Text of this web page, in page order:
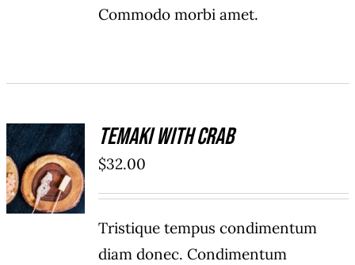
Commodo morbi amet.
ADD TO
CART
/
DÉTAILS
Temaki With Crab
$32.00
Tristique tempus condimentum
diam donec. Condimentum